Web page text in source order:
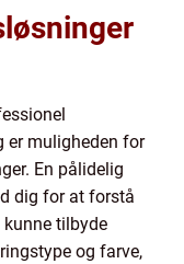
er muligheden for
En pålidelig
dig for at forstå
kunne tilbyde
og farve,